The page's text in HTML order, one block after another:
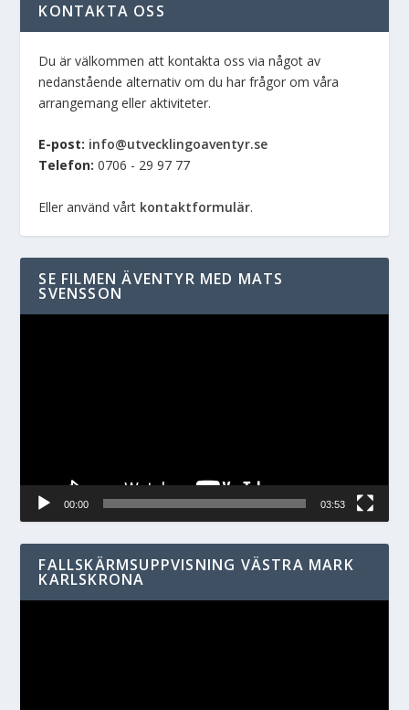
KONTAKTA OSS
Du är välkommen att kontakta oss via något av
nedanstående alternativ om du har frågor om våra
arrangemang eller aktiviteter.
E-post: info@utvecklingoaventyr.se
Telefon: 0706 - 29 97 77
Eller använd vårt kontaktformulär.
SE FILMEN ÄVENTYR MED MATS
SVENSSON
00:00 03:53
FALLSKÄRMSUPPVISNING VÄSTRA MARK
KARLSKRONA